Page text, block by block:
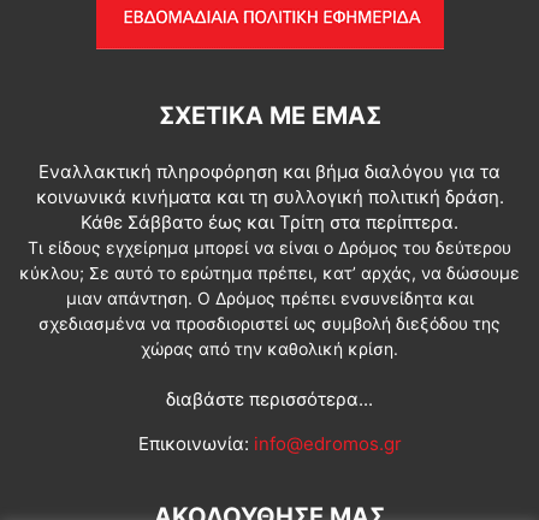
ΣΧΕΤΙΚΆ ΜΕ ΕΜΆΣ
Εναλλακτική πληροφόρηση και βήμα διαλόγου για τα
κοινωνικά κινήματα και τη συλλογική πολιτική δράση.
Κάθε Σάββατο έως και Τρίτη στα περίπτερα.
Τι είδους εγχείρημα μπορεί να είναι ο Δρόμος του δεύτερου
κύκλου; Σε αυτό το ερώτημα πρέπει, κατ’ αρχάς, να δώσουμε
μιαν απάντηση. Ο Δρόμος πρέπει ενσυνείδητα και
σχεδιασμένα να προσδιοριστεί ως συμβολή διεξόδου της
χώρας από την καθολική κρίση.
διαβάστε περισσότερα...
Επικοινωνία: info@edromos.gr